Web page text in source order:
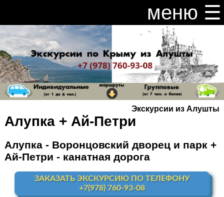
меню ☰
закрыть меню ×
Расписание и цены на экскурсии 2026
Индивидуальные экскурсии по Крыму
Видео канал Youtube
Ай-Петри
+ Ай-Петри
Алупка + Ай-Петри
Алупка Воронцовскийдворец
Экскурсии из Алушты
Алупка + Ай-Петри
Алупка - Воронцовский дворец и парк +
Ай-Петри - канатная дорога
ЗАКАЗАТЬ ЭКСКУРСИЮ ПО ТЕЛЕФОНУ
+7(978) 760-93-08